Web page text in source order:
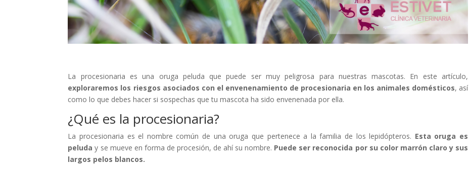
La procesionaria es una oruga peluda que puede ser muy peligrosa para nuestras mascotas. En este artículo,
exploraremos los riesgos asociados con el envenenamiento de procesionaria en los animales domésticos, así
como lo que debes hacer si sospechas que tu mascota ha sido envenenada por ella.
¿Qué es la procesionaria?
La procesionaria es el nombre común de una oruga que pertenece a la familia de los lepidópteros. Esta oruga es
peluda y se mueve en forma de procesión, de ahí su nombre. Puede ser reconocida por su color marrón claro y sus
largos pelos blancos.